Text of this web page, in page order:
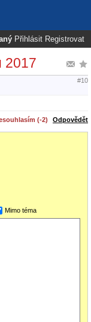
Přihlásit Registrovat
2017
#10
(-2) Odpovědět
Mimo téma